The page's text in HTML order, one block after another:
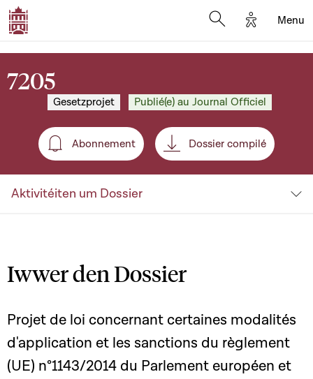
Options
Menu
7205
Gesetzprojet Publié(e) au Journal Officiel
Abonnement
Abonnement Dossier compilé
Aktivitéiten um Dossier
Iwwer den Dossier
Projet de loi concernant certaines modalités
d'application et les sanctions du règlement
(UE) n°1143/2014 du Parlement européen et